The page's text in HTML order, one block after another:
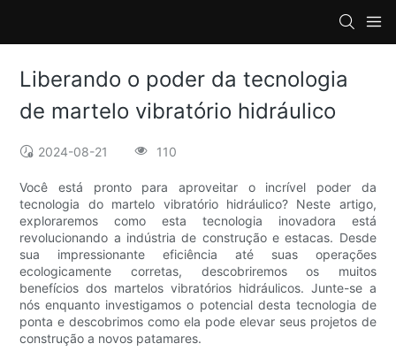
Liberando o poder da tecnologia
de martelo vibratório hidráulico
2024-08-21 110
Você está pronto para aproveitar o incrível poder da
tecnologia do martelo vibratório hidráulico? Neste artigo,
exploraremos como esta tecnologia inovadora está
revolucionando a indústria de construção e estacas. Desde
sua impressionante eficiência até suas operações
ecologicamente corretas, descobriremos os muitos
benefícios dos martelos vibratórios hidráulicos. Junte-se a
nós enquanto investigamos o potencial desta tecnologia de
ponta e descobrimos como ela pode elevar seus projetos de
construção a novos patamares.